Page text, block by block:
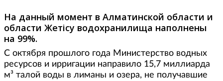
На данный момент в Алматинской области и
области Жетісу водохранилища наполнены
на 99%.
С октября прошлого года Министерство водных
ресурсов и ирригации направило 15,7 миллиарда
м³ талой воды в лиманы и озера, не получавшие